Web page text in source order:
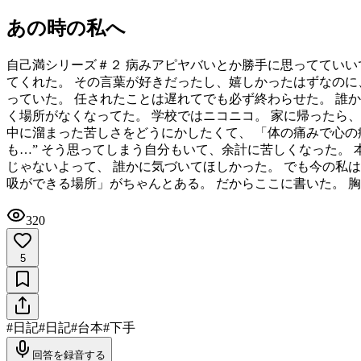
あの時の私へ
自己満シリーズ＃２ 病みアピヤバいとか勝手に思っててい
てくれた。 その言葉が好きだったし、嬉しかったはずなの
っていた。 任されたことは遅れてでも必ず終わらせた。 誰
く場所がなくなってた。 学校ではニコニコ。 家に帰ったら
中に溜まった苦しさをどうにかしたくて、 「体の痛みで心
も…” そう思ってしまう自分もいて、余計に苦しくなった。
じゃないよって、 誰かに気づいてほしかった。 でも今の私
吸ができる場所」がちゃんとある。 だからここに書いた。
320
5
#日記#日記#台本#下手
回答を録音する